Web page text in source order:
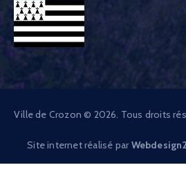
Ville de Crozon © 2026. Tous droits
Site internet réalisé par